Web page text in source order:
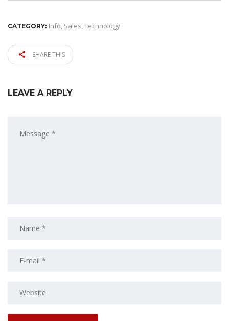
CATEGORY: Info, Sales,Technology
SHARE THIS
LEAVE A REPLY